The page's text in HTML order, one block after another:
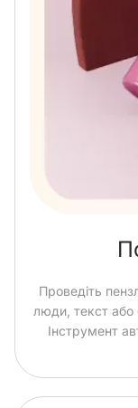
Проведіть
люди, текст або
Інструмент